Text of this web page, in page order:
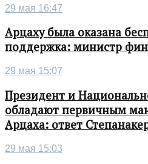
29 мая 16:47
Арцаху была оказана
поддержка: министр
29 мая 15:07
Президент и
обладают первичным
Арцаха: ответ
29 мая 15:03